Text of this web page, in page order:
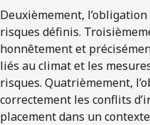
Deuxièmement,
risques définis.
honnêtement et
liés au climat et les
risques. Quatrièmement,
correctement les conflits
placement dans un